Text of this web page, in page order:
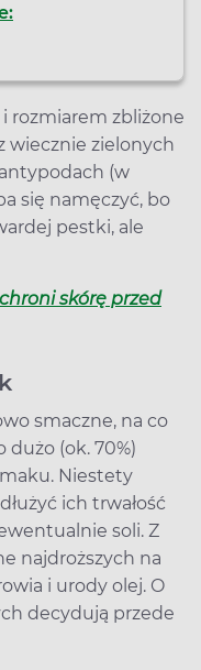
rozmiarem zbliżone
wiecznie zielonych
(w
się namęczyć, bo
pestki, ale
skórę przed
smaczne, na co
dużo (ok. 70%)
Niestety
ich trwałość
soli. Z
najdroższych na
i urody olej. O
decydują przede